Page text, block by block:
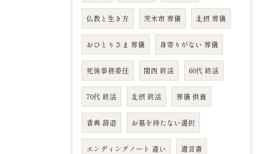
仏教と生き方 茨木市 葬儀 北摂 葬儀
おひとりさま 葬儀 身寄りがない 葬儀
死後事務委任 関西 終活 60代 終活
70代 終活 北摂 終活 葬儀 供養
香典 辞退 お墓を持たない選択
エンディングノート 違い 遺言書